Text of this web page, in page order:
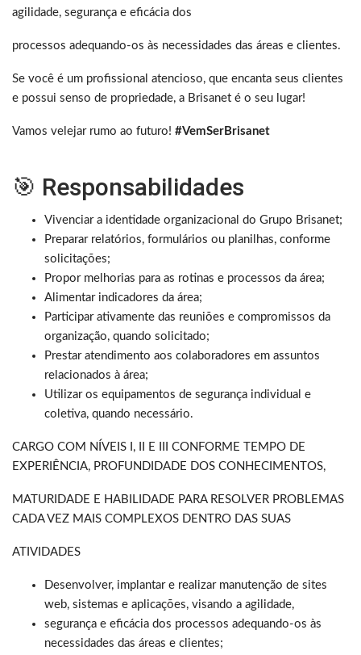
agilidade, segurança e eficácia dos
processos adequando-os às necessidades das áreas e clientes.
Se você é um profissional atencioso, que encanta seus clientes
e possui senso de propriedade, a Brisanet é o seu lugar!
Vamos velejar rumo ao futuro! #VemSerBrisanet
🎯 Responsabilidades
Vivenciar a identidade organizacional do Grupo Brisanet;
Preparar relatórios, formulários ou planilhas, conforme
solicitações;
Propor melhorias para as rotinas e processos da área;
Alimentar indicadores da área;
Participar ativamente das reuniões e compromissos da
organização, quando solicitado;
Prestar atendimento aos colaboradores em assuntos
relacionados à área;
Utilizar os equipamentos de segurança individual e
coletiva, quando necessário.
CARGO COM NÍVEIS I, II E III CONFORME TEMPO DE
EXPERIÊNCIA, PROFUNDIDADE DOS CONHECIMENTOS,
MATURIDADE E HABILIDADE PARA RESOLVER PROBLEMAS
CADA VEZ MAIS COMPLEXOS DENTRO DAS SUAS
ATIVIDADES
Desenvolver, implantar e realizar manutenção de sites
web, sistemas e aplicações, visando a agilidade,
segurança e eficácia dos processos adequando-os às
necessidades das áreas e clientes;